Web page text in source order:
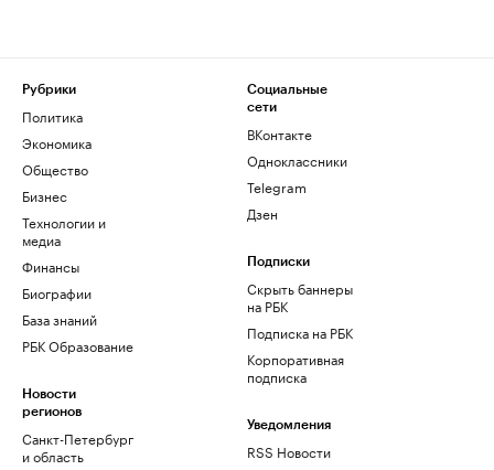
Рубрики
Политика
Экономика
Общество
Бизнес
Технологии и
медиа
Финансы
Биографии
База знаний
РБК Образование
Новости
регионов
Санкт-Петербург
и область
Социальные
сети
ВКонтакте
Одноклассники
Telegram
Дзен
Подписки
Скрыть баннеры
на РБК
Подписка на РБК
Корпоративная
подписка
Уведомления
RSS Новости